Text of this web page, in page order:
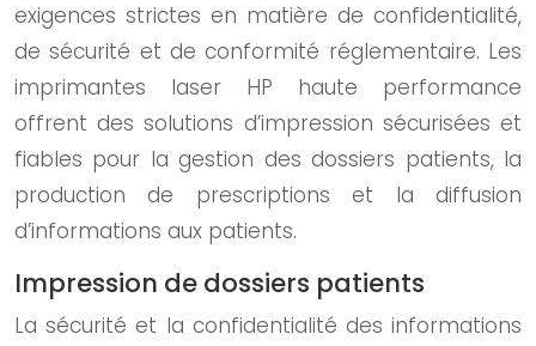
exigences strictes en matière de confidentialité,
de sécurité et de conformité réglementaire. Les
imprimantes laser HP haute performance
offrent des solutions d’impression sécurisées et
fiables pour la gestion des dossiers patients, la
production de prescriptions et la diffusion
d’informations aux patients.
Impression de dossiers patients
La sécurité et la confidentialité des informations